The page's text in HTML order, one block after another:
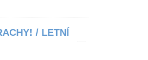
/ LETNÍ